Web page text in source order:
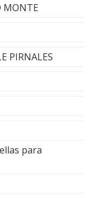
MONTE
PIRNALES
para